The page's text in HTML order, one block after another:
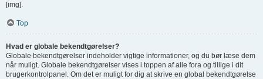
[img].
Top
Hvad er globale bekendtgørelser?
Globale bekendtgørelser indeholder vigtige informationer, og du bør læse dem
når muligt. Globale bekendtgørelser vises i toppen af alle fora og tillige i dit
brugerkontrolpanel. Om det er muligt for dig at skrive en global bekendtgørelse